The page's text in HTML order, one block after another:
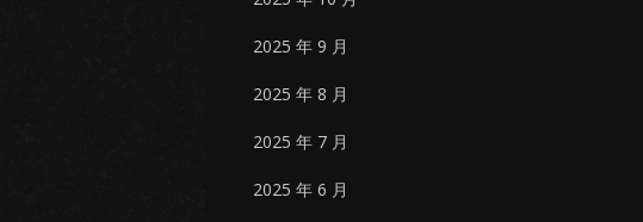
2025 年 9 月
2025 年 8 月
2025 年 7 月
2025 年 6 月